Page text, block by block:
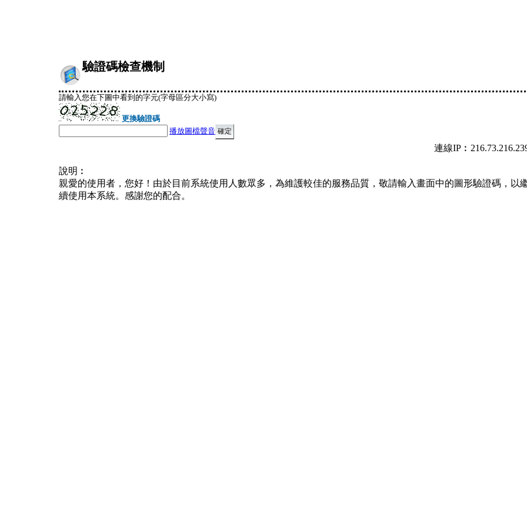
驗證碼檢查機制
請輸入您在下圖中看到的字元(字母區分大小寫)
更換驗證碼
播放圖檔聲音
連線
說明︰
親愛的使用者，您好！由於目前系統使用人數眾多，為維護較佳的服務品質，敬請輸入畫面中的圖形驗證碼，以
續使用本系統。感謝您的配合。